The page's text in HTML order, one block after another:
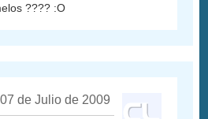
???? :O
de Julio de 2009